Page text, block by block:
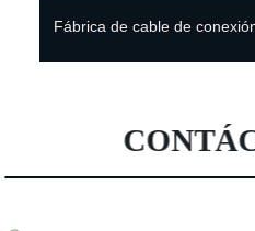
China
Suministro de
varios puntos